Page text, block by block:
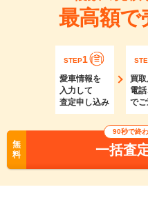
最高額で
STEP1
愛車情報を
入力して
査定申し込み
買
電
で
無
料
90秒で終
一括査